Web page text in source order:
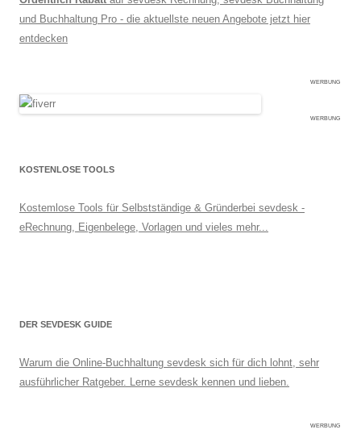
und Buchhaltung Pro - die aktuellste neuen Angebote jetzt hier
entdecken
WERBUNG
WERBUNG
KOSTENLOSE TOOLS
Kostemlose Tools für Selbstständige & Gründerbei sevdesk -
eRechnung, Eigenbelege, Vorlagen und vieles mehr...
DER SEVDESK GUIDE
Warum die Online-Buchhaltung sevdesk sich für dich lohnt, sehr
ausführlicher Ratgeber. Lerne sevdesk kennen und lieben.
WERBUNG